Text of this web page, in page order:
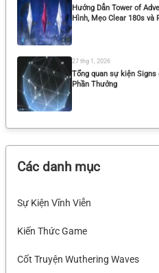
Hướng Dẫn Tower of
Hình, Mẹo Clear 180s và
27 thg 1, 2026
Tổng quan sự kiện Signs
Phần Thưởng
25 thg 1, 2026
Tóm Tắt Nội Dung
Các danh mục
Sự Kiện Vĩnh Viễn
Kiến Thức Game
Cốt Truyện Wuthering Waves